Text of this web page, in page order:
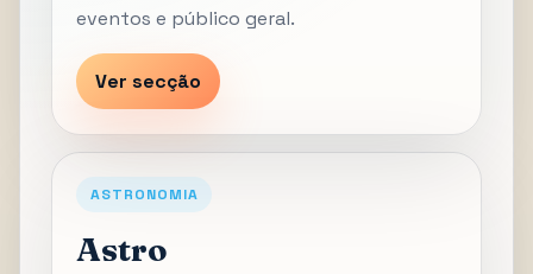
eventos e público geral.
Ver secção
ASTRONOMIA
Astro